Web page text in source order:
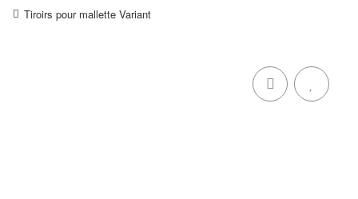
Tiroirs pour mallette Variant